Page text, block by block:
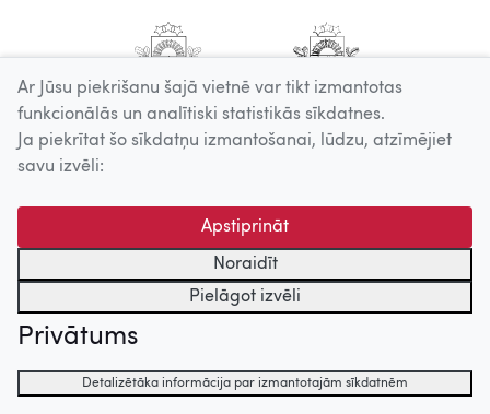
Ar Jūsu piekrišanu šajā vietnē var tikt izmantotas
funkcionālās un analītiski statistikās sīkdatnes.
Ja piekrītat šo sīkdatņu izmantošanai, lūdzu, atzīmējiet
savu izvēli:
Apstiprināt
Noraidīt
Pielāgot izvēli
Privātums
Detalizētāka informācija par izmantotajām sīkdatnēm